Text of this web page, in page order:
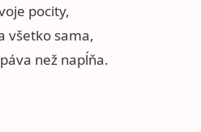
pocity,
všetko sama,
než napĺňa.